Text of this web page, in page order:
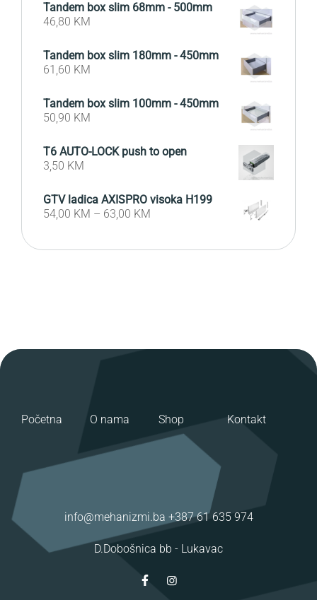
Tandem box slim 68mm - 500mm
46,80 KM
Tandem box slim 180mm - 450mm
61,60 KM
Tandem box slim 100mm - 450mm
50,90 KM
T6 AUTO-LOCK push to open
3,50 KM
GTV ladica AXISPRO visoka H199
54,00 KM – 63,00 KM
Početna O nama Shop Kontakt
info@mehanizmi.ba +387 61 635 974
D.Dobošnica bb - Lukavac